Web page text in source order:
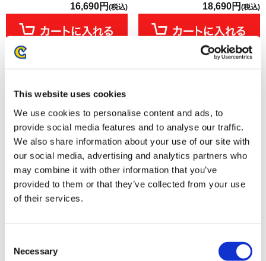
This website uses cookies
We use cookies to personalise content and ads, to
provide social media features and to analyse our traffic.
We also share information about your use of our site with
our social media, advertising and analytics partners who
may combine it with other information that you’ve
provided to them or that they’ve collected from your use
of their services.
Selection
Necessary
16,690円 (税込) 18,690円 (税込)
【グッズ単品】鬼武者 Way of